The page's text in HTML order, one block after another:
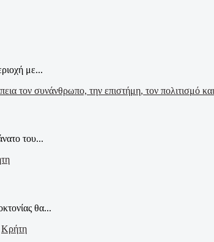
με...
του...
θα...
Κρήτη